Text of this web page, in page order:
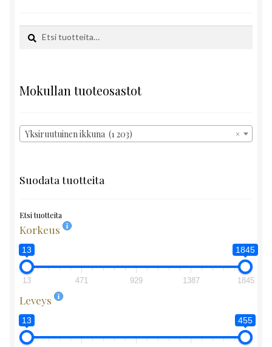
Etsi:
Haku
Mokullan tuoteosastot
×
Yksiruutuinen ikkuna (1 203)
Suodata tuotteita
Etsi tuotteita
Korkeus
13 1845
13 471 929 1387 1845
Leveys
13 455